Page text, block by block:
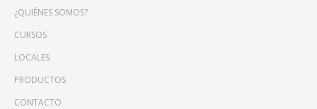
¿QUIÉNES SOMOS?
CURSOS
LOCALES
PRODUCTOS
CONTACTO